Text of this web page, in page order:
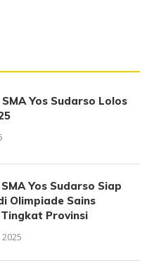
Yos Sudarso Lolos
Yos Sudarso Siap
Olimpiade Sains
Provinsi